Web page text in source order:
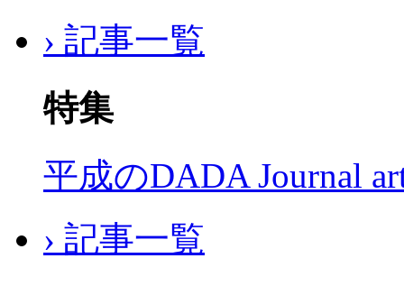
› 記事一覧
特集
平成のDADA Journal
› 記事一覧